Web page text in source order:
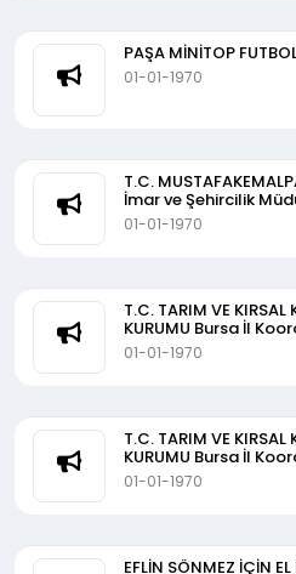
PAŞA MİNİTOP
01-01-1970
T.C.
İmar ve Şehircilik
01-01-1970
T.C. TARIM VE KIRSAL
KURUMU Bursa İl
Başvuru Yönetimi Birimi IPARD III Dönemi
Başvuru Çağrı İlanı
01-01-1970
T.C. TARIM VE KIRSAL
KURUMU Bursa İl
Başvuru Yönetimi
Başvuru Çağrı İlanı
01-01-1970
EFLİN SÖNMEZ İÇİN EL